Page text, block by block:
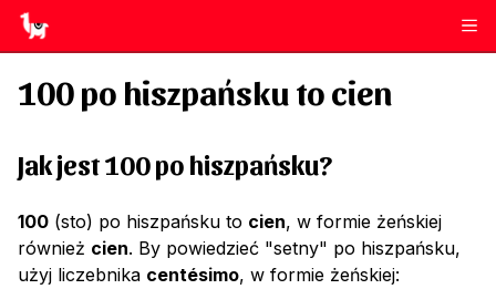
100po hiszpańsku tocien
Jak jest 100 po hiszpańsku?
100 (sto) po hiszpańsku to cien, w formie żeńskiej
również cien. By powiedzieć "setny" po hiszpańsku,
użyj liczebnika centésimo, w formie żeńskiej: